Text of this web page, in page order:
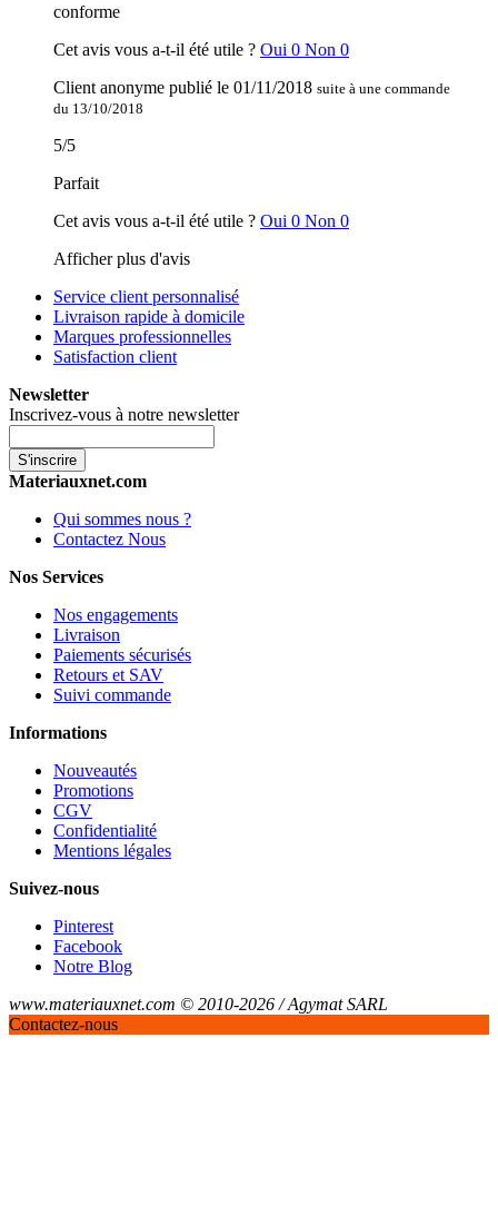
conforme
Cet avis vous a-t-il été utile ? Oui 0 Non 0
Client anonyme publié le 01/11/2018 suite à une commande
du 13/10/2018
5/5
Parfait
Cet avis vous a-t-il été utile ? Oui 0 Non 0
Afficher plus d'avis
Service client personnalisé
Livraison rapide à domicile
Marques professionnelles
Satisfaction client
Newsletter
Inscrivez-vous à notre newsletter
S'inscrire
Materiauxnet.com
Qui sommes nous ?
Contactez Nous
Nos Services
Nos engagements
Livraison
Paiements sécurisés
Retours et SAV
Suivi commande
Informations
Nouveautés
Promotions
CGV
Confidentialité
Mentions légales
Suivez-nous
Pinterest
Facebook
Notre Blog
www.materiauxnet.com © 2010-2026 / Agymat SARL
Contactez-nous